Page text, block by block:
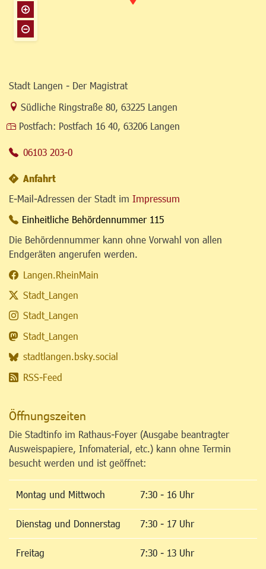
Stadt Langen - Der Magistrat
Link zur Google-Maps Navigation
Südliche Ringstraße 80, 63225 Langen
Postfach: Postfach 16 40, 63206 Langen
06103 203-0
Anfahrt
E-Mail-Adressen der Stadt im Impressum
Einheitliche Behördennummer 115
Die Behördennummer kann ohne Vorwahl von allen
Endgeräten angerufen werden.
Langen.RheinMain
Stadt_Langen
Stadt_Langen
Stadt_Langen
stadtlangen.bsky.social
RSS-Feed
Öffnungszeiten
Die Stadtinfo im Rathaus-Foyer (Ausgabe beantragter
Ausweispapiere, Infomaterial, etc.) kann ohne Termin
besucht werden und ist geöffnet:
Montag und Mittwoch 7:30 - 16 Uhr
Dienstag und Donnerstag 7:30 - 17 Uhr
Freitag 7:30 - 13 Uhr